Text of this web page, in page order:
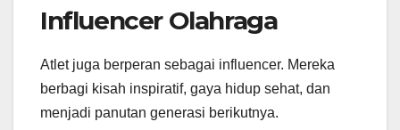
Influencer Olahraga
Atlet juga berperan sebagai influencer. Mereka
berbagi kisah inspiratif, gaya hidup sehat, dan
menjadi panutan generasi berikutnya.